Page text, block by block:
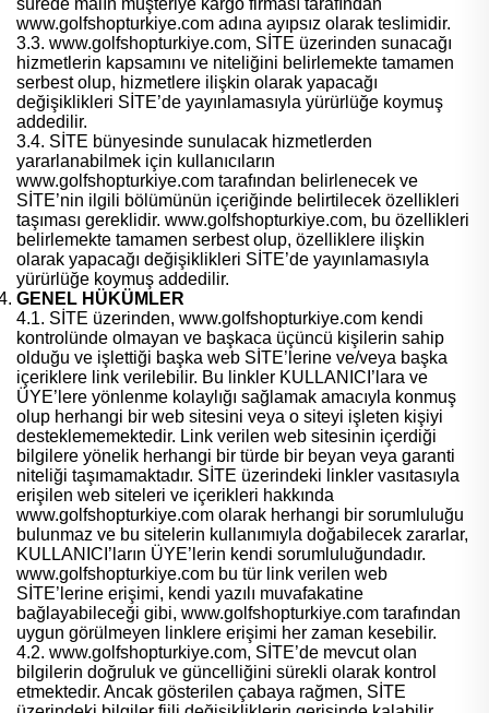
sürede malın müşteriye kargo firması tarafından
www.golfshopturkiye.com adına ayıpsız olarak teslimidir.
3.3. www.golfshopturkiye.com, SİTE üzerinden sunacağı
hizmetlerin kapsamını ve niteliğini belirlemekte tamamen
serbest olup, hizmetlere ilişkin olarak yapacağı
değişiklikleri SİTE’de yayınlamasıyla yürürlüğe koymuş
addedilir.
3.4. SİTE bünyesinde sunulacak hizmetlerden
yararlanabilmek için kullanıcıların
www.golfshopturkiye.com tarafından belirlenecek ve
SİTE’nin ilgili bölümünün içeriğinde belirtilecek özellikleri
taşıması gereklidir. www.golfshopturkiye.com, bu özellikleri
belirlemekte tamamen serbest olup, özelliklere ilişkin
olarak yapacağı değişiklikleri SİTE’de yayınlamasıyla
yürürlüğe koymuş addedilir.
GENEL HÜKÜMLER
4.1. SİTE üzerinden, www.golfshopturkiye.com kendi
kontrolünde olmayan ve başkaca üçüncü kişilerin sahip
olduğu ve işlettiği başka web SİTE’lerine ve/veya başka
içeriklere link verilebilir. Bu linkler KULLANICI’lara ve
ÜYE’lere yönlenme kolaylığı sağlamak amacıyla konmuş
olup herhangi bir web sitesini veya o siteyi işleten kişiyi
desteklememektedir. Link verilen web sitesinin içerdiği
bilgilere yönelik herhangi bir türde bir beyan veya garanti
niteliği taşımamaktadır. SİTE üzerindeki linkler vasıtasıyla
erişilen web siteleri ve içerikleri hakkında
www.golfshopturkiye.com olarak herhangi bir sorumluluğu
bulunmaz ve bu sitelerin kullanımıyla doğabilecek zararlar,
KULLANICI’ların ÜYE’lerin kendi sorumluluğundadır.
www.golfshopturkiye.com bu tür link verilen web
SİTE’lerine erişimi, kendi yazılı muvafakatine
bağlayabileceği gibi, www.golfshopturkiye.com tarafından
uygun görülmeyen linklere erişimi her zaman kesebilir.
4.2. www.golfshopturkiye.com, SİTE’de mevcut olan
bilgilerin doğruluk ve güncelliğini sürekli olarak kontrol
etmektedir. Ancak gösterilen çabaya rağmen, SİTE